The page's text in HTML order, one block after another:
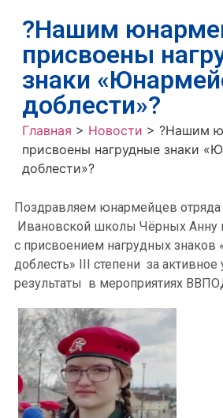
?Нашим
присвоены
знаки
доблести»?
Главная > Новости > ?Нашим
присвоены нагрудные знаки
доблести»?
Поздравляем юнармейцев отряда
Ивановской школы Чёрных Анну
с присвоением нагрудных знаков
доблесть» III степени за активное
результаты в мероприятиях